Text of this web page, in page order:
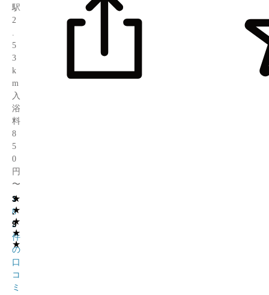
駅
2
5
3
k
m
入
浴
料
8
5
0
円
〜
★
★
★
★
★
3
.
9
1
8
2
件
の
口
コ
ミ